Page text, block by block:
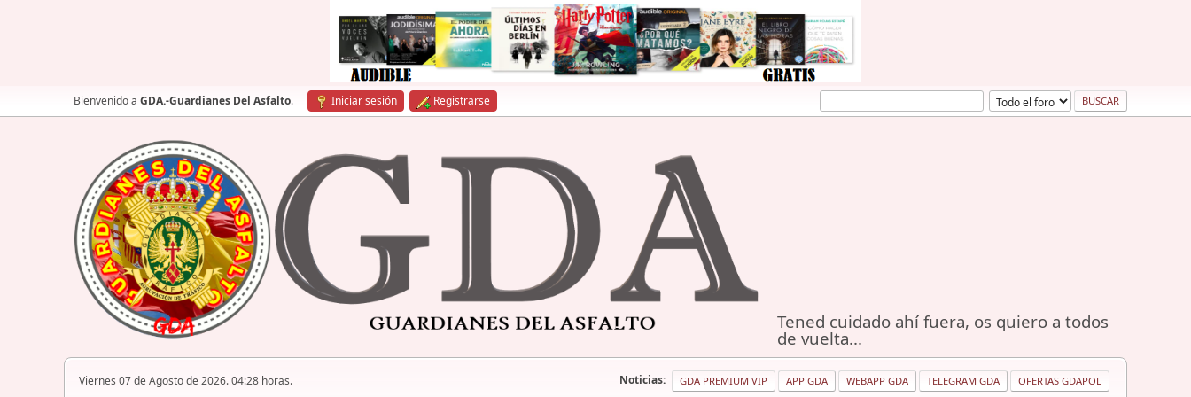
Bienvenido a GDA.-Guardianes Del Asfalto. Iniciar sesión Registrarse
Tened cuidado ahí fuera, os quiero a todos
de vuelta...
Viernes 07 de Agosto de 2026. 04:28 horas. Noticias: GDA PREMIUM VIP APP GDA WEBAPP GDA TELEGRAM GDA OFERTAS GDAPOL